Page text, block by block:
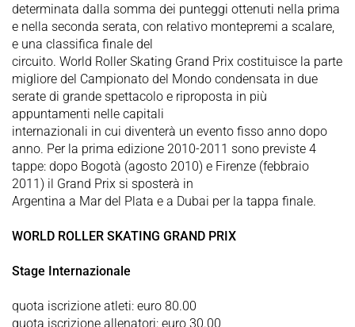
determinata dalla somma dei punteggi ottenuti nella prima
e nella seconda serata, con relativo montepremi a scalare,
e una classifica finale del
circuito. World Roller Skating Grand Prix costituisce la parte
migliore del Campionato del Mondo condensata in due
serate di grande spettacolo e riproposta in più
appuntamenti nelle capitali
internazionali in cui diventerà un evento fisso anno dopo
anno. Per la prima edizione 2010-2011 sono previste 4
tappe: dopo Bogotà (agosto 2010) e Firenze (febbraio
2011) il Grand Prix si sposterà in
Argentina a Mar del Plata e a Dubai per la tappa finale.
WORLD ROLLER SKATING GRAND PRIX
Stage Internazionale
quota iscrizione atleti: euro 80.00
quota iscrizione allenatori: euro 30.00